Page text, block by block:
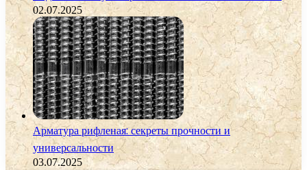
02.07.2025
Арматура рифленая: секреты прочности и
универсальности
03.07.2025